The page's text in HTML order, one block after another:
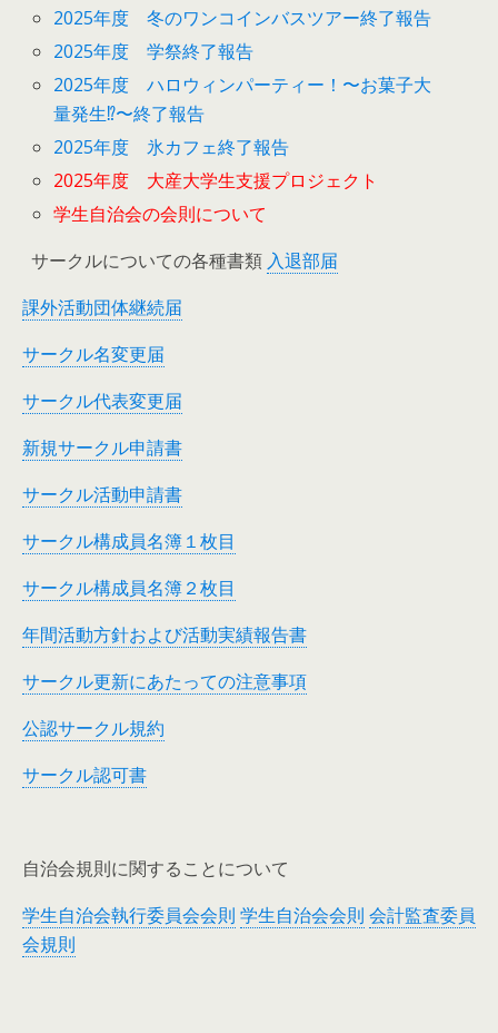
2025年度 冬のワンコインバスツアー終了報告
2025年度 学祭終了報告
2025年度 ハロウィンパーティー！〜お菓子大
量発生⁉︎〜終了報告
2025年度 氷カフェ終了報告
2025年度 大産大学生支援プロジェクト
学生自治会の会則について
サークルについての各種書類 入退部届
課外活動団体継続届
サークル名変更届
サークル代表変更届
新規サークル申請書
サークル活動申請書
サークル構成員名簿１枚目
サークル構成員名簿２枚目
年間活動方針および活動実績報告書
サークル更新にあたっての注意事項
公認サークル規約
サークル認可書
自治会規則に関することについて
学生自治会執行委員会会則 学生自治会会則 会計監査委員
会規則